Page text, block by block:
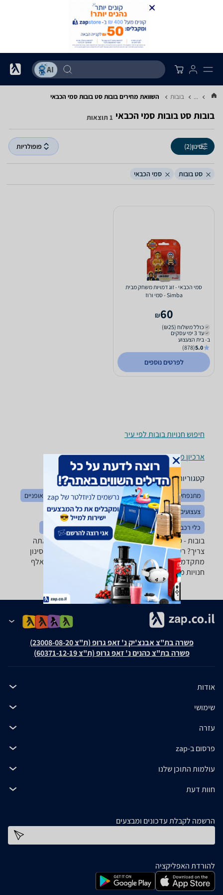
... בובות השוואת מחירים בובות ‏סט בובות ‏סמי הכבאי
בובות ‏סט בובות ‏סמי הכבאי 1 תוצאות
סינון(2) פופולריות
סט בובות סמי הכבאי
סמי הכבאי - זוג דמויות משחק מבית
Simba - סמי ורוז
60
₪
כולל משלוח (₪25)
עד 3 ימי עסקים
ב- בית הצעצוע
5.0
(878)
לפרטים נוספים
חיפוש חנויות בובות לפי עיר
ארכיון מוצרים
קטגוריות משלימות
מתנפחים צעצועי תינוקות צעצועים לאמבטיה
בימבות ואופניים
צעצועים כללי
לגו ומשחקי הרכבה
משחקי חשיבה והגיון
כלי רכב ממונעים
כלי נגינה לילדים פאזלים פליימוביל
בובות - ‏סט בובות ‏סמי הכבאי רוצה למצוא את הבובה שאתה
צריך? רק בזאפ תמצא מאות ביקורות על בובות מערכת סינון
מתקדמת לפי מותג , סוג ועוד, השוואת מחירים ביותר מאלף
חנויות מתנות ושונות ותקבל החלטה חכמה!
פשרה בת"צ אבנצ'יק נ' זאפ גרופ (ת"צ 23008-08-20)
פשרה בת"צ כהנים נ' זאפ גרופ (ת"צ 60371-12-19)
אודות
שימושי
עזרה
פרסום ב-zap
עולמות התוכן שלנו
חוות דעת
הרשמה לקבלת עדכונים ומבצעים
להורדת האפליקציה